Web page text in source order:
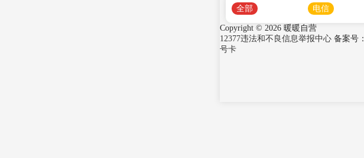
全部 电信
Copyright © 2026 暖暖自营
12377违法和不良信息举报中心 备案号：
号卡